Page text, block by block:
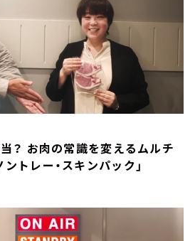
？ お肉の常識を変えるムルチ
トレー・スキンパック」